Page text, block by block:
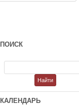
ПОИСК
КАЛЕНДАРЬ